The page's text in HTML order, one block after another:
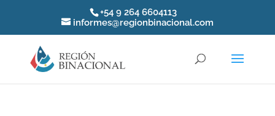
+54 9 264 6604113
informes@regionbinacional.com